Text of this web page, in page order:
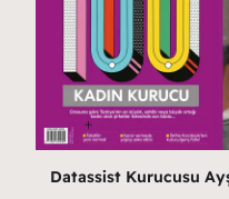
Datassist Kurucusu